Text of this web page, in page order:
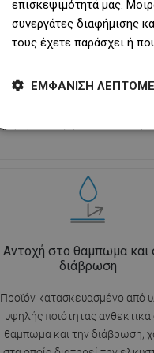
την απομάκρυνση του
χρησιμοποιημένου νερού,
προσφέροντας ταυτόχρονα
επιστροφή των δυσάρεστων
Αντοχή στο θαμπωμα και
διάβρωση
Προϊόν κατασκευασμένο από
υψηλής ποιότητας ανθεκτικά
θαμπωμα και την διάβρωση,
επισκεψιμότητά μας.
συνεργάτες διαφήμισης
τους έχετε παράσχει ή
ΕΜΦΆΝΙΣΗ